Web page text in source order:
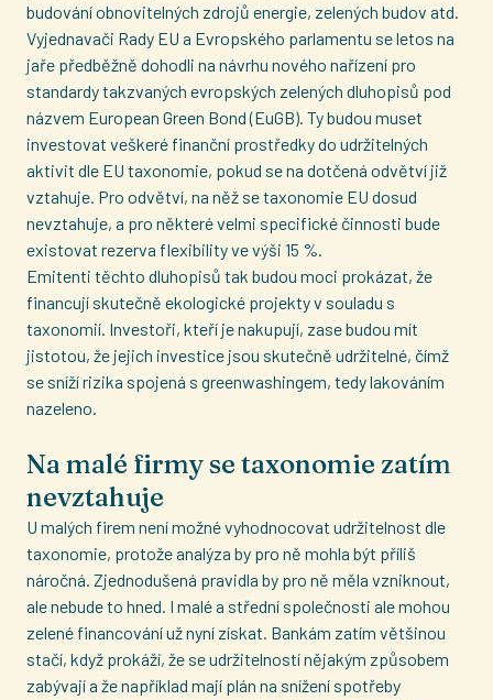
budování obnovitelných zdrojů energie, zelených budov atd.
Vyjednavači Rady EU a Evropského parlamentu se letos na
jaře předběžně dohodli na návrhu nového nařízení pro
standardy takzvaných evropských zelených dluhopisů pod
názvem European Green Bond (EuGB). Ty budou muset
investovat veškeré finanční prostředky do udržitelných
aktivit dle EU taxonomie, pokud se na dotčená odvětví již
vztahuje. Pro odvětví, na něž se taxonomie EU dosud
nevztahuje, a pro některé velmi specifické činnosti bude
existovat rezerva flexibility ve výši 15 %.
Emitenti těchto dluhopisů tak budou moci prokázat, že
financují skutečně ekologické projekty v souladu s
taxonomií. Investoři, kteří je nakupují, zase budou mít
jistotou, že jejich investice jsou skutečně udržitelné, čímž
se sníží rizika spojená s greenwashingem, tedy lakováním
nazeleno.
Na malé firmy se taxonomie zatím
nevztahuje
U malých firem není možné vyhodnocovat udržitelnost dle
taxonomie, protože analýza by pro ně mohla být příliš
náročná. Zjednodušená pravidla by pro ně měla vzniknout,
ale nebude to hned. I malé a střední společnosti ale mohou
zelené financování už nyní získat. Bankám zatím většinou
stačí, když prokáží, že se udržitelností nějakým způsobem
zabývají a že například mají plán na snížení spotřeby